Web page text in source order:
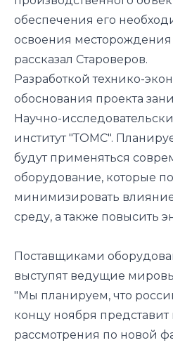
обеспечения его
освоения месторождения
рассказал Староверов.
Разработкой технико-
обоснования проекта
Научно-
институт "ТОМС".
будут применяться
оборудование, которые
минимизировать
среду, а также повысить
Поставщиками
выступят ведущие
"Мы планируем, что
концу ноября
рассмотрения по новой